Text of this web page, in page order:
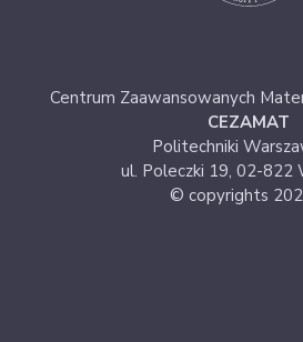
Centrum Zaawansowanych
CEZAMAT
Politechniki
ul. Poleczki 19, 02-822
© copyrights